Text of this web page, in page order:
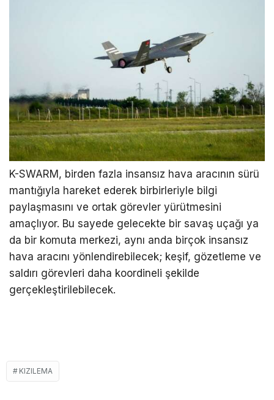
K-SWARM, birden fazla insansız hava aracının sürü
mantığıyla hareket ederek birbirleriyle bilgi
paylaşmasını ve ortak görevler yürütmesini
amaçlıyor. Bu sayede gelecekte bir savaş uçağı ya
da bir komuta merkezi, aynı anda birçok insansız
hava aracını yönlendirebilecek; keşif, gözetleme ve
saldırı görevleri daha koordineli şekilde
gerçekleştirilebilecek.
KIZILEMA